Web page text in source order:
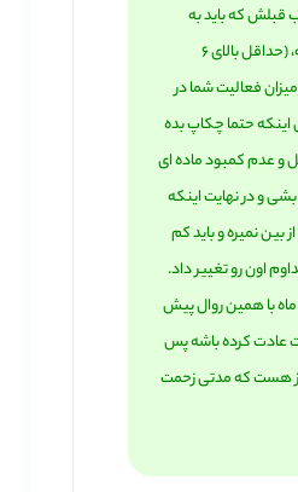
که باید به
میزان کافی باشه، (حداقل بالای 6
فعالیت شما در
حتما چکاپ بده
و عدم کمبود ماده ای
و در نهایت اینکه
بین نمیره و باید کم
اون رو تغییر داد.
با همین روال پیش
عادت کرده باشه پس
هست که مدتی زحمت